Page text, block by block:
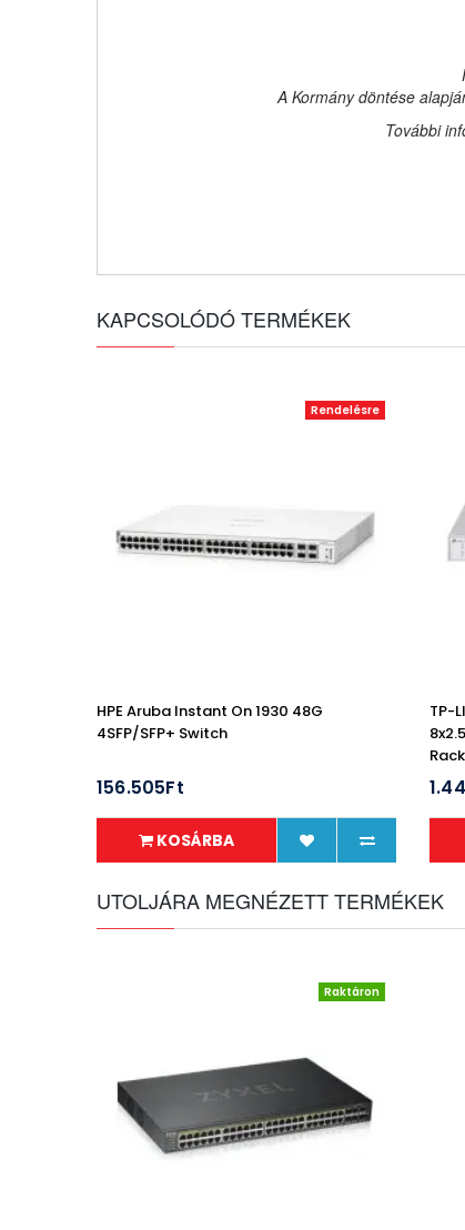
A Kormány döntése
További
KAPCSOLÓDÓ TERMÉKEK
Rendelésre
HPE Aruba Instant On 1930 48G
4SFP/SFP+ Switch
156.505Ft
KOSÁRBA
TP-
UTOLJÁRA MEGNÉZETT TERMÉKEK
Raktáron